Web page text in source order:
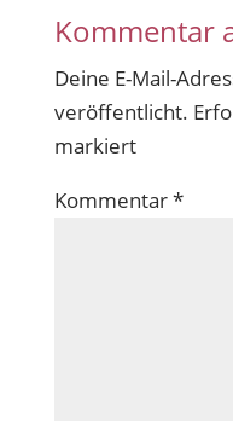
Kommentar
Deine E-Mail-
veröffentlicht.
markiert
Kommentar*